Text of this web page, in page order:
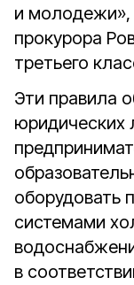
и
прокурора
третьего
Эти правила
юридических
оборудовать
системами
в